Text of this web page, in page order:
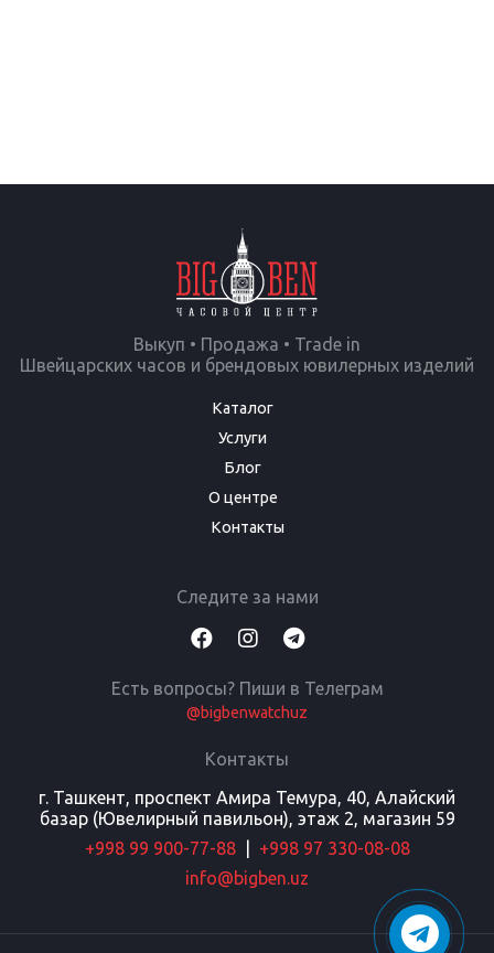
Выкуп • Продажа • Trade in
Швейцарских часов и брендовых ювилерных изделий
Каталог
Услуги
Блог
О центре
Контакты
Следите за нами
Есть вопросы? Пиши в Телеграм
@bigbenwatchuz
Контакты
г. Ташкент, проспект Амира Темура, 40, Алайский
базар (Ювелирный павильон), этаж 2, магазин 59
+998 99 900-77-88
+998 97 330-08-08
info@bigben.uz